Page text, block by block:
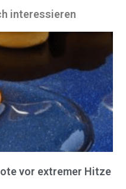
interessieren
vor extremer Hitze